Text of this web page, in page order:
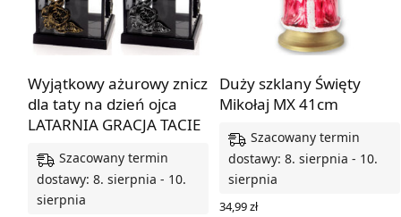
Wyjątkowy ażurowy znicz
dla taty na dzień ojca
LATARNIA GRACJA TACIE
Szacowany termin
dostawy: 8. sierpnia - 10.
sierpnia
Duży szklany Święty
Mikołaj MX 41cm
Szacowany termin
dostawy: 8. sierpnia - 10.
sierpnia
34,99zł